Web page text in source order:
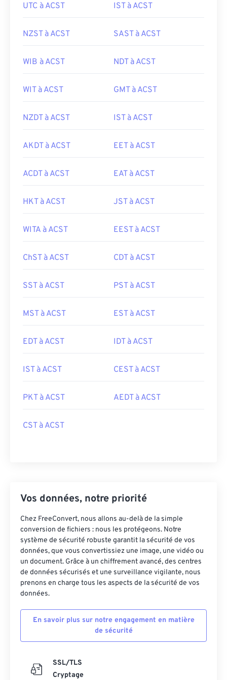
UTC à ACST IST à ACST
NZST à ACST SAST à ACST
WIB à ACST NDT à ACST
WIT à ACST GMT à ACST
NZDT à ACST IST à ACST
AKDT à ACST EET à ACST
ACDT à ACST EAT à ACST
HKT à ACST JST à ACST
WITA à ACST EEST à ACST
ChST à ACST CDT à ACST
SST à ACST PST à ACST
MST à ACST EST à ACST
EDT à ACST IDT à ACST
IST à ACST CEST à ACST
PKT à ACST AEDT à ACST
CST à ACST
Vos données, notre priorité
Chez FreeConvert, nous allons au-delà de la simple
conversion de fichiers : nous les protégeons. Notre
système de sécurité robuste garantit la sécurité de vos
données, que vous convertissiez une image, une vidéo ou
un document. Grâce à un chiffrement avancé, des centres
de données sécurisés et une surveillance vigilante, nous
prenons en charge tous les aspects de la sécurité de vos
données.
En savoir plus sur notre engagement en matière
de sécurité
SSL/TLS
Cryptage